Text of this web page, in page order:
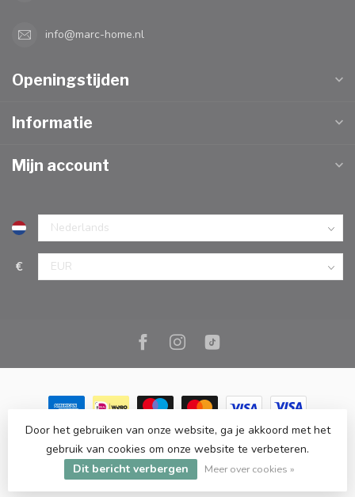
info@marc-home.nl
Openingstijden
Informatie
Mijn account
€
© Copyright 2026 Marc Cook & Home | Webshop | Fysieke
kookwinkel in Elst |- Powered byLightspeed-Lightspeed design
byDyvelopment
Door het gebruiken van onze website, ga je akkoord met het
gebruik van cookies om onze website te verbeteren.
Dit bericht verbergen
Meer over cookies »